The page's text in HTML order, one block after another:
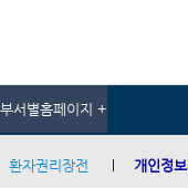
부서별홈페이지 +
환자권리장전 개인정